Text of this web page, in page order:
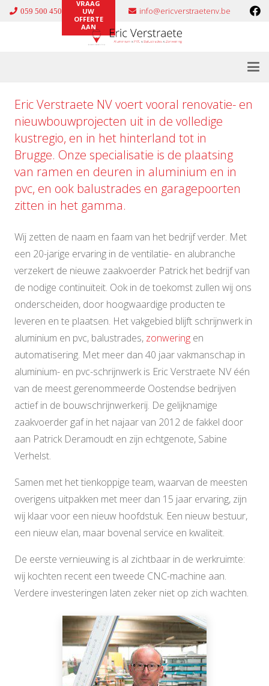
059 500 450
VRAAG
UW
OFFERTE
AAN
info@ericverstraetenv.be
Eric Verstraete NV voert vooral renovatie- en
nieuwbouwprojecten uit in de volledige
kustregio, en in het hinterland tot in
Brugge. Onze specialisatie is de plaatsing
van ramen en deuren in aluminium en in
pvc, en ook balustrades en garagepoorten
zitten in het gamma.
Wij zetten de naam en faam van het bedrijf verder. Met
een 20-jarige ervaring in de ventilatie- en alubranche
verzekert de nieuwe zaakvoerder Patrick het bedrijf van
de nodige continuïteit. Ook in de toekomst zullen wij ons
onderscheiden, door hoogwaardige producten te
leveren en te plaatsen. Het vakgebied blijft schrijnwerk in
aluminium en pvc, balustrades, zonwering en
automatisering. Met meer dan 40 jaar vakmanschap in
aluminium- en pvc-schrijnwerk is Eric Verstraete NV één
van de meest gerenommeerde Oostendse bedrijven
actief in de bouwschrijnwerkerij. De gelijknamige
zaakvoerder gaf in het najaar van 2012 de fakkel door
aan Patrick Deramoudt en zijn echtgenote, Sabine
Verhelst.
Samen met het tienkoppige team, waarvan de meesten
overigens uitpakken met meer dan 15 jaar ervaring, zijn
wij klaar voor een nieuw hoofdstuk. Een nieuw bestuur,
een nieuw elan, maar bovenal service en kwaliteit.
De eerste vernieuwing is al zichtbaar in de werkruimte:
wij kochten recent een tweede CNC-machine aan.
Verdere investeringen laten zeker niet op zich wachten.